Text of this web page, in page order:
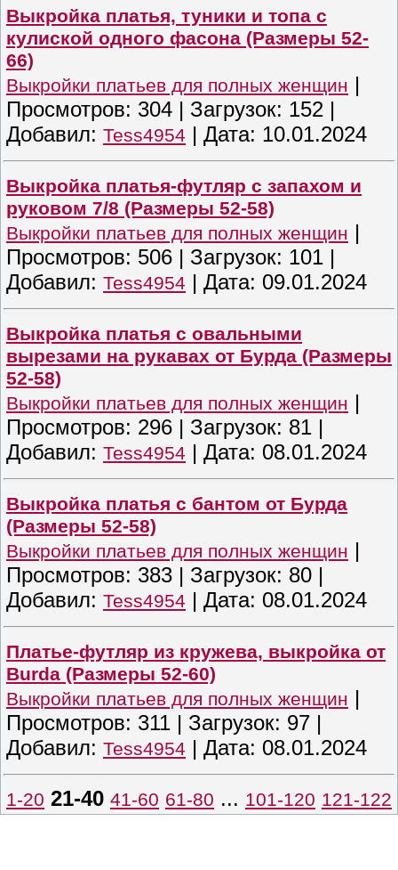
Выкройка платья, туники и топа с
кулиской одного фасона (Размеры 52-
66)
Выкройки платьев для полных женщин |
Просмотров: 304 | Загрузок: 152 |
Добавил: Tess4954 | Дата: 10.01.2024
Выкройка платья-футляр с запахом и
руковом 7/8 (Размеры 52-58)
Выкройки платьев для полных женщин |
Просмотров: 506 | Загрузок: 101 |
Добавил: Tess4954 | Дата: 09.01.2024
Выкройка платья с овальными
вырезами на рукавах от Бурда (Размеры
52-58)
Выкройки платьев для полных женщин |
Просмотров: 296 | Загрузок: 81 |
Добавил: Tess4954 | Дата: 08.01.2024
Выкройка платья с бантом от Бурда
(Размеры 52-58)
Выкройки платьев для полных женщин |
Просмотров: 383 | Загрузок: 80 |
Добавил: Tess4954 | Дата: 08.01.2024
Платье-футляр из кружева, выкройка от
Burda (Размеры 52-60)
Выкройки платьев для полных женщин |
Просмотров: 311 | Загрузок: 97 |
Добавил: Tess4954 | Дата: 08.01.2024
1-20 21-40 41-60 61-80 ... 101-120 121-122